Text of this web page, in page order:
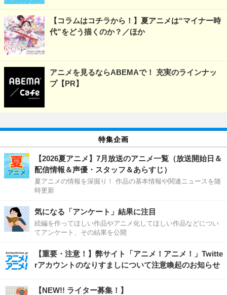
【コラムはコチラから！】夏アニメは“マイナー時
代”をどう描くのか？／ほか
アニメを見るならABEMAで！ 充実のラインナッ
プ【PR】
特集企画
【2026夏アニメ】7月放送のアニメ一覧（放送開始日＆
配信情報＆声優・スタッフ＆あらすじ）
夏アニメの情報を深掘り！ 作品の基本情報や関連ニュースを随
時更新
気になる「アンケート」結果に注目
続編を作ってほしい作品やアニメ化してほしい作品などについ
てアンケート、その結果を公開
【重要・注意！】弊サイト「アニメ！アニメ！」Twitte
rアカウントのなりすましについて注意喚起のお知らせ
【NEW!! ライター募集！】